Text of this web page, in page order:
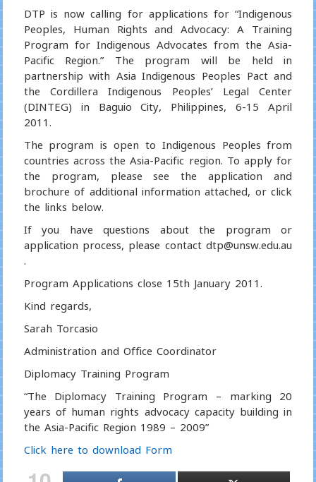
DTP is now calling for applications for “Indigenous
Peoples, Human Rights and Advocacy: A Training
Program for Indigenous Advocates from the Asia-
Pacific Region.” The program will be held in
partnership with Asia Indigenous Peoples Pact and
the Cordillera Indigenous Peoples’ Legal Center
(DINTEG) in Baguio City, Philippines, 6-15 April
2011.
The program is open to Indigenous Peoples from
countries across the Asia-Pacific region. To apply for
the program, please see the application and
brochure of additional information attached, or click
the links below.
If you have questions about the program or
application process, please contact dtp@unsw.edu.au
.
Program Applications close 15th January 2011.
Kind regards,
Sarah Torcasio
Administration and Office Coordinator
Diplomacy Training Program
“The Diplomacy Training Program – marking 20
years of human rights advocacy capacity building in
the Asia-Pacific Region 1989 – 2009”
Click here to download Form